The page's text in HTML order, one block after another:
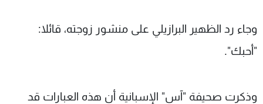
وجاء رد الظهير البرازيلي على منشور زوجته، قائلا:
"أحبك".
وذكرت صحيفة "آس" الإسبانية أن هذه العبارات قد